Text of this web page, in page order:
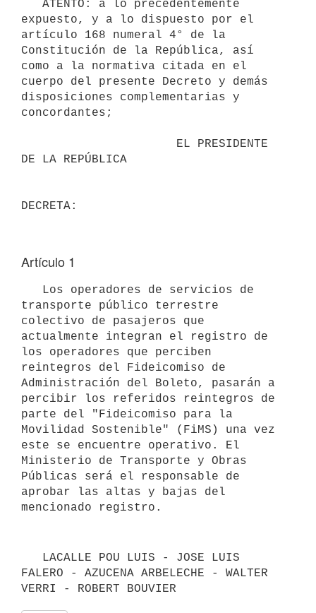
expuesto, y a lo dispuesto por el
artículo 168 numeral 4° de la
Constitución de la República, así
como a la normativa citada en el
cuerpo del presente Decreto y demás
disposiciones complementarias y
concordantes;
DE LA REPÚBLICA
Artículo 1
transporte público terrestre
colectivo de pasajeros que
actualmente integran el registro de
los operadores que perciben
reintegros del Fideicomiso de
Administración del Boleto, pasarán a
percibir los referidos reintegros de
parte del "Fideicomiso para la
Movilidad Sostenible" (FiMS) una vez
este se encuentre operativo. El
Ministerio de Transporte y Obras
Públicas será el responsable de
aprobar las altas y bajas del
FALERO - AZUCENA ARBELECHE - WALTER
VERRI - ROBERT BOUVIER